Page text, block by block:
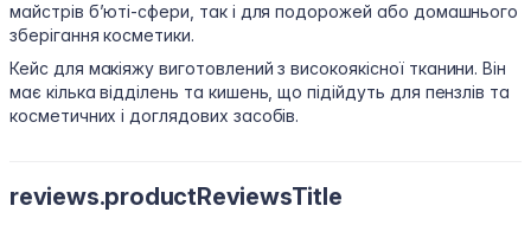
майстрів б’юті-сфери, так і для подорожей або домашнього
зберігання косметики.
Кейс для макіяжу виготовлений з високоякісної тканини. Він
має кілька відділень та кишень, що підійдуть для пензлів та
косметичних і доглядових засобів.
reviews.productReviewsTitle